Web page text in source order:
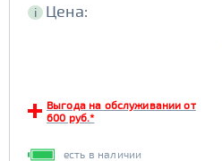
i Цена:
Выгода на обслуживании от
600 руб.*
есть в наличии